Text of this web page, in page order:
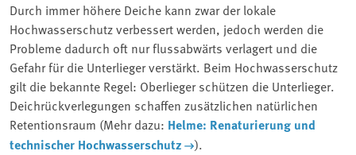
Durch immer höhere Deiche kann zwar der lokale
Hochwasserschutz verbessert werden, jedoch werden die
Probleme dadurch oft nur flussabwärts verlagert und die
Gefahr für die Unterlieger verstärkt. Beim Hochwasserschutz
gilt die bekannte Regel: Oberlieger schützen die Unterlieger.
Deichrückverlegungen schaffen zusätzlichen natürlichen
Retentionsraum (Mehr dazu: Helme: Renaturierung und
technischer Hochwasserschutz
).